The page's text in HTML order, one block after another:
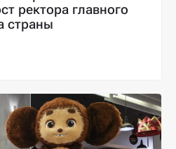
ректора главного
страны